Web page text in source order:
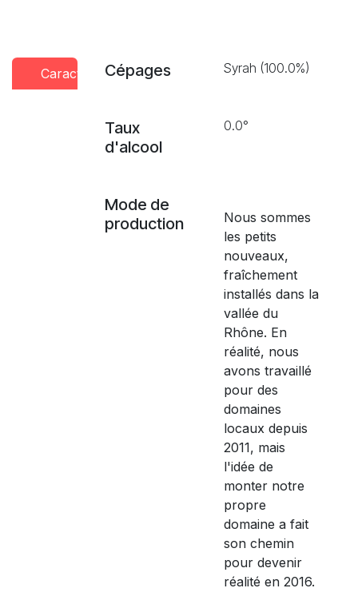
Caractéristiques
Conseils
Presse
Cépages Syrah (100.0%)
Taux
d'alcool
0.0°
Mode de
production
Nous sommes
les petits
nouveaux,
fraîchement
installés dans la
vallée du
Rhône. En
réalité, nous
avons travaillé
pour des
domaines
locaux depuis
2011, mais
l'idée de
monter notre
propre
domaine a fait
son chemin
pour devenir
réalité en 2016.